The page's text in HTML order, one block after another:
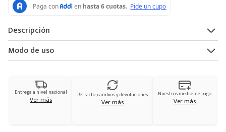
Descripción
Modo de uso
Entrega a nivel nacional
Ver más Retracto, cambios y devoluciones
Ver más
Nuestros medios de pago
Ver más